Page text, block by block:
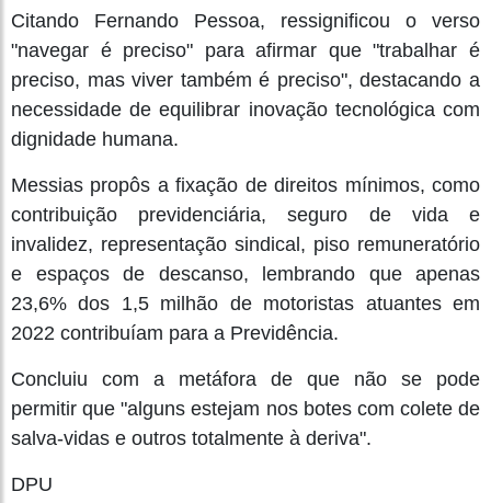
Citando Fernando Pessoa, ressignificou o verso
"navegar é preciso" para afirmar que "trabalhar é
preciso, mas viver também é preciso", destacando a
necessidade de equilibrar inovação tecnológica com
dignidade humana.
Messias propôs a fixação de direitos mínimos, como
contribuição previdenciária, seguro de vida e
invalidez, representação sindical, piso remuneratório
e espaços de descanso, lembrando que apenas
23,6% dos 1,5 milhão de motoristas atuantes em
2022 contribuíam para a Previdência.
Concluiu com a metáfora de que não se pode
permitir que "alguns estejam nos botes com colete de
salva-vidas e outros totalmente à deriva".
DPU